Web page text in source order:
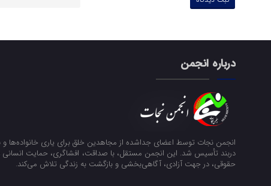
درباره انجمن
انجمن نجات توسط اعضای جداشده از مجاهدین خلق برای یاری خانواده‌ها و
دربند تأسیس شد. این انجمن مستقل، با صداقت، افشاگری، حمایت انسانی
حقوقی، در جهت آزادی، آگاهی‌بخشی و بازگشت به زندگی تلاش می‌کند.